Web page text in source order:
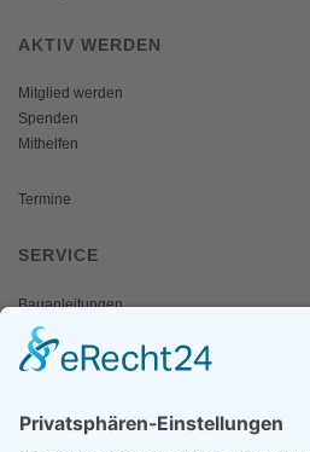
AKTIV WERDEN
Mitglied werden
Spenden
Mithelfen
Termine
SERVICE
Bauanleitungen
Schulangebote
Shop
MEDIEN & PRESSE